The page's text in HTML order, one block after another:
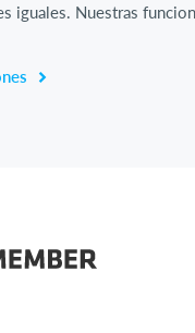
iguales. Nuestras